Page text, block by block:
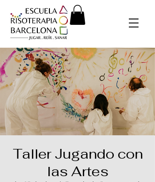
Taller Jugando con
las Artes